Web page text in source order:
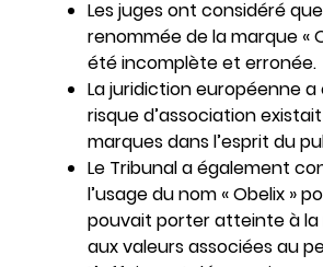
Les juges ont considéré
renommée de la marque «
été incomplète et erronée.
La juridiction européenne a
risque d’association
marques dans l’esprit du
Le Tribunal a également
l’usage du nom « Obelix »
pouvait porter atteinte à
aux valeurs associées au